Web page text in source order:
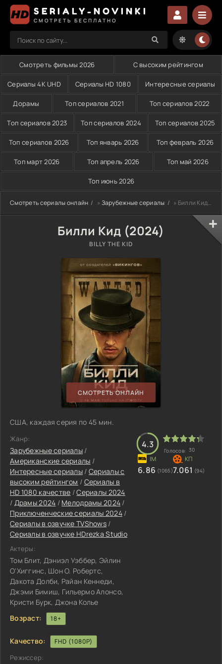
SERIALY-NOVINKI
СМОТРЕТЬ БЕСПЛАТНО
Смотреть фильмы 2026 С высоким рейтингом
Сериалы 4K UHD Сериалы HD 1080 Интересные сериалы
Дорамы Топ сериалов 2021 Топ сериалов 2022
Топ сериалов 2023 Топ сериалов 2024 Топ сериалов 2025
Топ сериалов 2026 Топ январь 2026 Топ февраль 2026
Топ март 2026 Топ апрель 2026 Топ май 2026
Топ июнь 2026
Смотреть сериалы онлайн » Зарубежные сериалы » Билли Кид (2024)
Билли Кид (2024)
BILLY THE KID
СМОТРЕТЬ ОНЛАЙН
США, каждая серия по 45 мин.
Жанр:
Зарубежные сериалы /
Американские сериалы /
Интересные сериалы / Сериалы с
высоким рейтингом / Сериалы в
HD 1080 качестве /Сериалы 2024
/ Драмы 2024 / Мелодрамы 2024 /
Приключенческие сериалы 2024/
Сериалы в озвучке TVShows /
Сериалы в озвучке HDrezka Studio
Актеры:
Том Блит, Дэниэл Уэббер, Эйлин
О'Хиггинс, Шон О. Робертс,
Дакота Долби, Райан Кеннеди,
Джэми Бимиш, Гильермо Алонсо,
Кристи Бурк, Джона Колье
Возраст:
18+
4.3
Голосов: 30
6.86 (1065)7.061 (94)
Качество: FHD (1080P)
Режиссер: